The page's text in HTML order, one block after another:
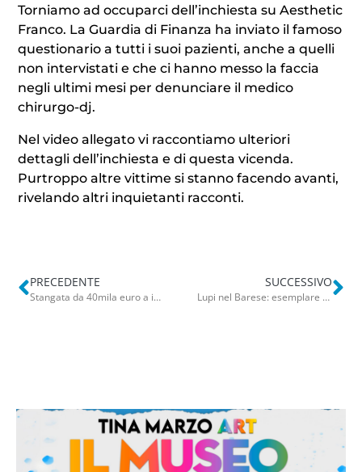
Torniamo ad occuparci dell’inchiesta su Aesthetic
Franco. La Guardia di Finanza ha inviato il famoso
questionario a tutti i suoi pazienti, anche a quelli
non intervistati e che ci hanno messo la faccia
negli ultimi mesi per denunciare il medico
chirurgo-dj.
Nel video allegato vi raccontiamo ulteriori
dettagli dell’inchiesta e di questa vicenda.
Purtroppo altre vittime si stanno facendo avanti,
rivelando altri inquietanti racconti.
PRECEDENTE
Stangata da 40mila euro a imprenditore agricolo di Bari: sfruttava migrante ospite del Cara
SUCCESSIVO
Lupi nel Barese: esemplare avvistato tra Bitetto e Modugno